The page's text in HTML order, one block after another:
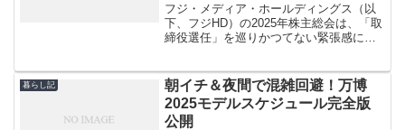
フジ・メディア・ホールディングス（以
下、フジHD）の2025年株主総会は、「取
締役選任」を巡りかつてない緊張感に包
株主の投資ファンド「ダルトン・インベ
ストメンツ」は、...
暮らし記
朝イチ＆夜間で混雑回避！万博
2025モデルスケジュール完全版
公開